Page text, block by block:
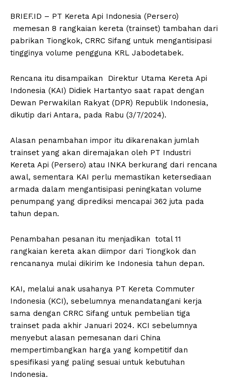
BRIEF.ID – PT Kereta Api Indonesia (Persero)
memesan 8 rangkaian kereta (trainset) tambahan dari
pabrikan Tiongkok, CRRC Sifang untuk mengantisipasi
tingginya volume pengguna KRL Jabodetabek.
Rencana itu disampaikan Direktur Utama Kereta Api
Indonesia (KAI) Didiek Hartantyo saat rapat dengan
Dewan Perwakilan Rakyat (DPR) Republik Indonesia,
dikutip dari Antara, pada Rabu (3/7/2024).
Alasan penambahan impor itu dikarenakan jumlah
trainset yang akan diremajakan oleh PT Industri
Kereta Api (Persero) atau INKA berkurang dari rencana
awal, sementara KAI perlu memastikan ketersediaan
armada dalam mengantisipasi peningkatan volume
penumpang yang diprediksi mencapai 362 juta pada
tahun depan.
Penambahan pesanan itu menjadikan total 11
rangkaian kereta akan diimpor dari Tiongkok dan
rencananya mulai dikirim ke Indonesia tahun depan.
KAI, melalui anak usahanya PT Kereta Commuter
Indonesia (KCI), sebelumnya menandatangani kerja
sama dengan CRRC Sifang untuk pembelian tiga
trainset pada akhir Januari 2024. KCI sebelumnya
menyebut alasan pemesanan dari China
mempertimbangkan harga yang kompetitif dan
spesifikasi yang paling sesuai untuk kebutuhan
Indonesia.